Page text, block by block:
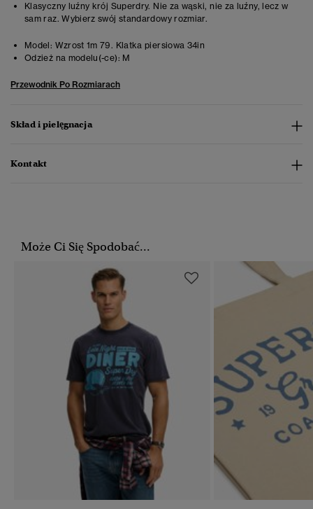
Klasyczny luźny krój Superdry. Nie za wąski, nie za luźny, lecz w
sam raz. Wybierz swój standardowy rozmiar.
Model: Wzrost 1m 79. Klatka piersiowa 34in
Odzież na modelu(-ce): M
Przewodnik Po Rozmiarach
Skład i pielęgnacja
Kontakt
Może Ci Się Spodobać...